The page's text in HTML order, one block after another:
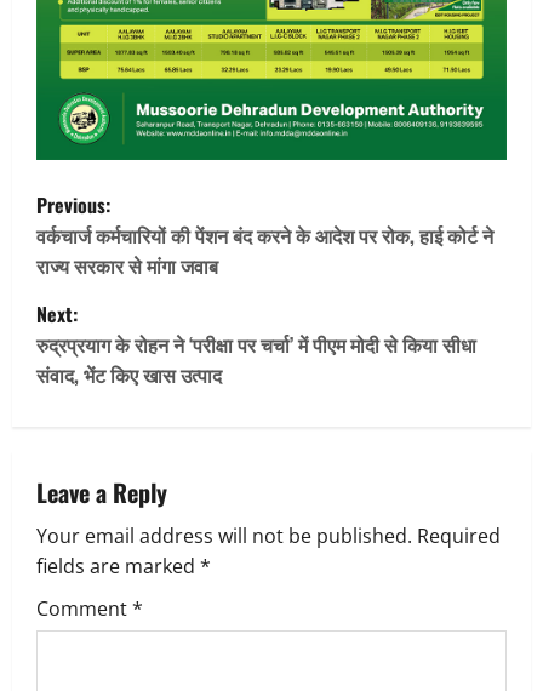
P
o
s
t
n
v
i
g
Previous:
वर्कचार्ज कर्मचारियों की पेंशन बंद करने के आदेश पर रोक, हाई कोर्ट ने
राज्य सरकार से मांगा जवाब
Next:
रुद्रप्रयाग के रोहन ने ‘परीक्षा पर चर्चा’ में पीएम मोदी से किया सीधा
संवाद, भेंट किए खास उत्पाद
Leave a Reply
Your email address will not be published. Required
fields are marked *
Comment*